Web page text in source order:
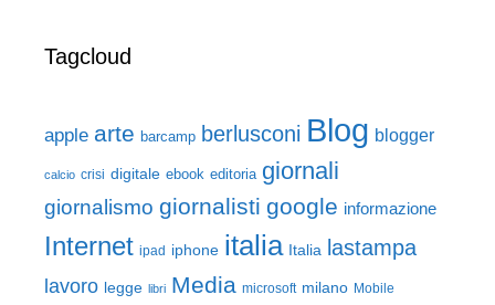
Tagcloud
apple arte barcamp berlusconi Blog blogger
calcio crisi digitale ebook editoria giornali
giornalismo giornalisti google informazione
Internet ipad iphone italia Italia lastampa
lavoro legge libri Media microsoft milano Mobile